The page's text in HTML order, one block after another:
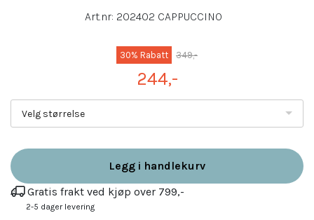
Art.nr: 202402 CAPPUCCINO
30% Rabatt 349,-
244,-
Velg størrelse
Legg i handlekurv
Gratis frakt ved kjøp over 799,-
2-5 dager levering